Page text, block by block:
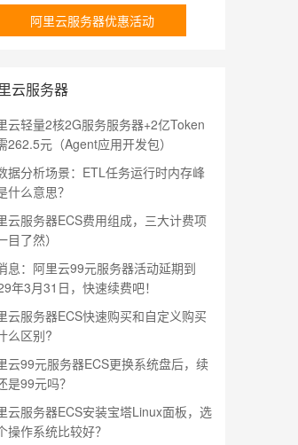
阿里云服务器优惠活动
云服务器
云轻量2核2G服务服务器+2亿Token
262.5元（Agent应用开发包）
据分析场景：ETL任务运行时内存峰
什么意思？
云服务器ECS费用组成，三大计费项
目了然）
息：阿里云99元服务器活动延期到
年3月31日，快速续费吧！
云服务器ECS快速购买和自定义购买
么区别?
云99元服务器ECS更换系统盘后，续
是99元吗？
云服务器ECS安装宝塔Linux面板，选
操作系统比较好？